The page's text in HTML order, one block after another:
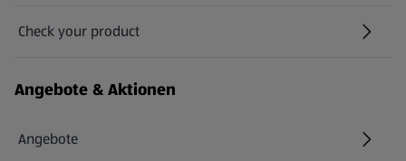
Check your product
(öffnet in einem neuen Tab)
Angebote & Aktionen
Angebote